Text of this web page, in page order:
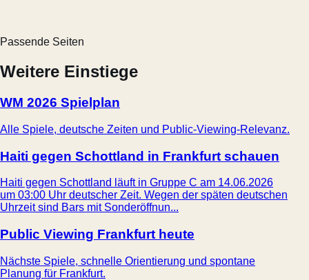
Passende Seiten
Weitere Einstiege
WM 2026 Spielplan
Alle Spiele, deutsche Zeiten und Public-Viewing-Relevanz.
Haiti gegen Schottland in Frankfurt schauen
Haiti gegen Schottland läuft in Gruppe C am 14.06.2026
um 03:00 Uhr deutscher Zeit. Wegen der späten deutschen
Uhrzeit sind Bars mit Sonderöffnun...
Public Viewing Frankfurt heute
Nächste Spiele, schnelle Orientierung und spontane
Planung für Frankfurt.